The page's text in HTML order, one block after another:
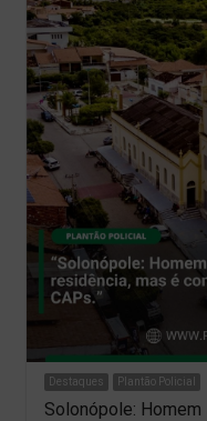
Destaques Plantão Policial
Solonópole: